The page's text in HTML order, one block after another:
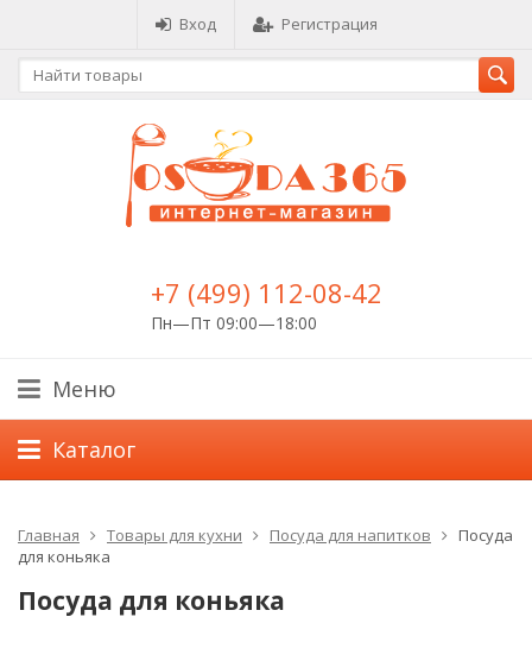
Вход Регистрация
+7 (499) 112-08-42
Пн—Пт 09:00—18:00
Меню
Каталог
Главная Товары для кухни Посуда для напитков
Посуда
для коньяка
Посуда для коньяка